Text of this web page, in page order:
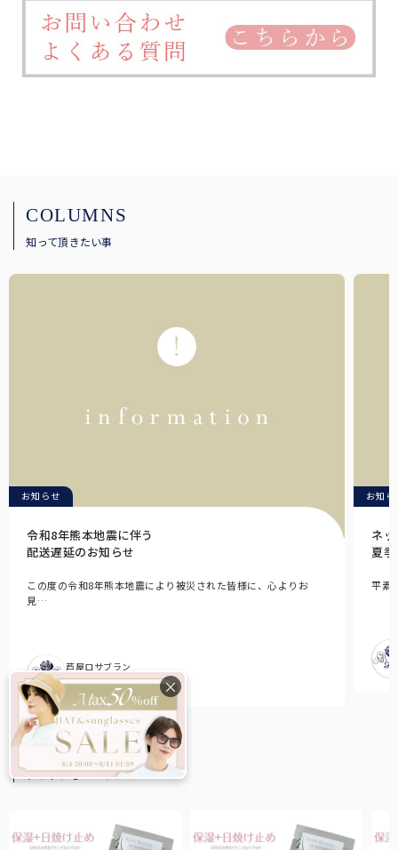
×
COLUMNS
知って頂きたい事
お知らせ
令和8年熊本地震に伴う
配送遅延のお知らせ
この度の令和8年熊本地震により被災された皆様に、心よりお
見…
芦屋ロサブラン
2026.07.29
お知ら
ネ
夏
平素
CHECKED ITEM
チェックしたアイテム